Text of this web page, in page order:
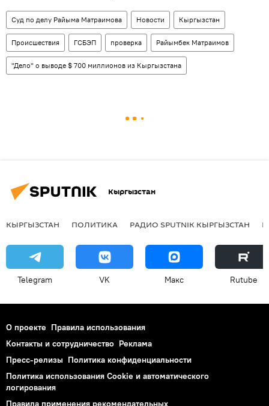
Суд по делу Райыма Матраимова Новости Кыргызстан
Происшествия ГСБЭП проверка Райымбек Матраимов
"Дело" о выводе $ 700 миллионов из Кыргызстана
Кыргызстан
КЫРГЫЗСТАН ПОЛИТИКА РАДИО SPUTNIK КЫРГЫЗСТАН
Telegram VK Макс Rutube
О проекте Правила использования
Контакты и сотрудничество Реклама
Пресс-релизы Политика конфиденциальности
Политика использования Cookie и автоматического
логирования
Правила применения рекомендательных